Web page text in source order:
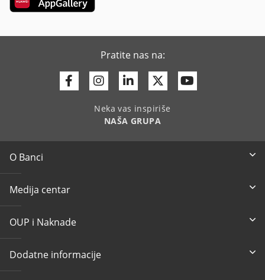
Pratite nas na:
FacebookInstagram
LinkedinTwitter
Neka vas inspiriše
NAŠA GRUPA
O Banci
Medija centar
OUP i Naknade
Dodatne informacije